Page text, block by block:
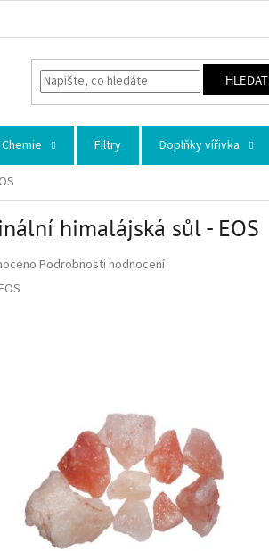
HLEDAT
Chemie Filtry Doplňky vířivka
himalájská sůl - EOS
hodnocení produktu je 0,0 z 5 hvězdiček.
Podrobnosti hodnocení